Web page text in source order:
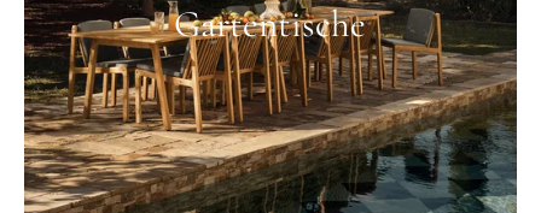
Gartentische